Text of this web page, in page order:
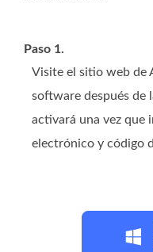
Paso 1.
Visite el sitio web de
software después de
activará una vez que
electrónico y código